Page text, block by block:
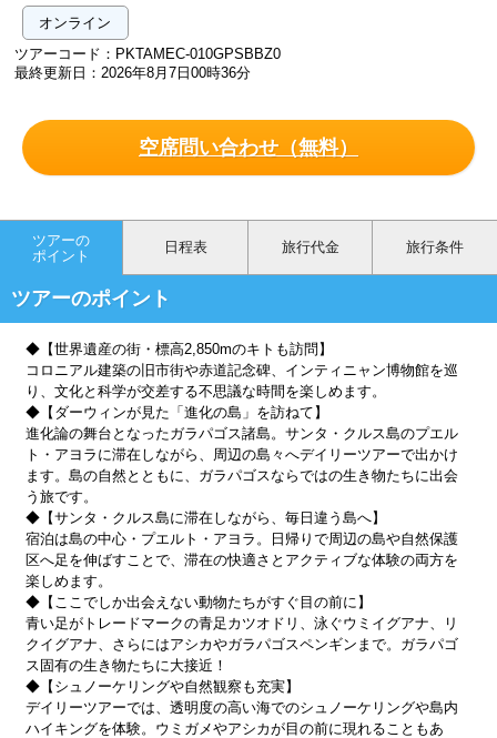
オンライン
ツアーコード：PKTAMEC-010GPSBBZ0
最終更新日：2026年8月7日00時36分
空席問い合わせ（無料）
ツアーの
ポイント
日程表 旅行代金 旅行条件
ツアーのポイント
◆【世界遺産の街・標高2,850mのキトも訪問】
コロニアル建築の旧市街や赤道記念碑、インティニャン博物館を巡
り、文化と科学が交差する不思議な時間を楽しめます。
◆【ダーウィンが見た「進化の島」を訪ねて】
進化論の舞台となったガラパゴス諸島。サンタ・クルス島のプエル
ト・アヨラに滞在しながら、周辺の島々へデイリーツアーで出かけ
ます。島の自然とともに、ガラパゴスならではの生き物たちに出会
う旅です。
◆【サンタ・クルス島に滞在しながら、毎日違う島へ】
宿泊は島の中心・プエルト・アヨラ。日帰りで周辺の島や自然保護
区へ足を伸ばすことで、滞在の快適さとアクティブな体験の両方を
楽しめます。
◆【ここでしか出会えない動物たちがすぐ目の前に】
青い足がトレードマークの青足カツオドリ、泳ぐウミイグアナ、リ
クイグアナ、さらにはアシカやガラパゴスペンギンまで。ガラパゴ
ス固有の生き物たちに大接近！
◆【シュノーケリングや自然観察も充実】
デイリーツアーでは、透明度の高い海でのシュノーケリングや島内
ハイキングを体験。ウミガメやアシカが目の前に現れることもあ